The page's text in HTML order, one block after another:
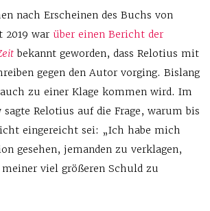
nach Erscheinen des Buchs von
2019 war über einen Bericht der
bekannt geworden, dass Relotius mit
gegen den Autor vorging. Bislang
zu einer Klage kommen wird. Im
Relotius auf die Frage, warum bis
eingereicht sei: „Ich habe mich
gesehen, jemanden zu verklagen,
viel größeren Schuld zu